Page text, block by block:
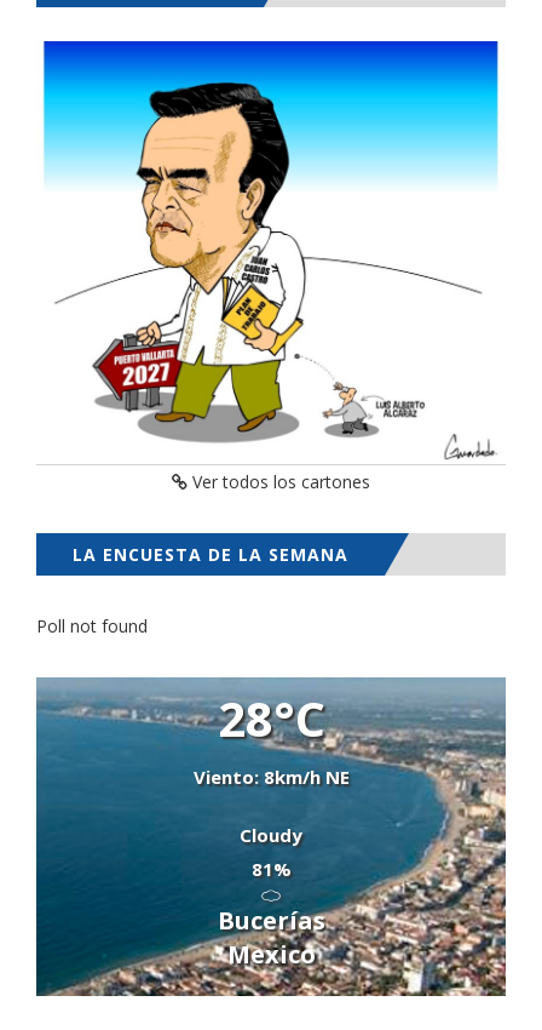
Ver todos los cartones
LA ENCUESTA DE LA SEMANA
Poll not found
28°C
Viento: 8km/h NE
Cloudy
81%
Bucerías
Mexico